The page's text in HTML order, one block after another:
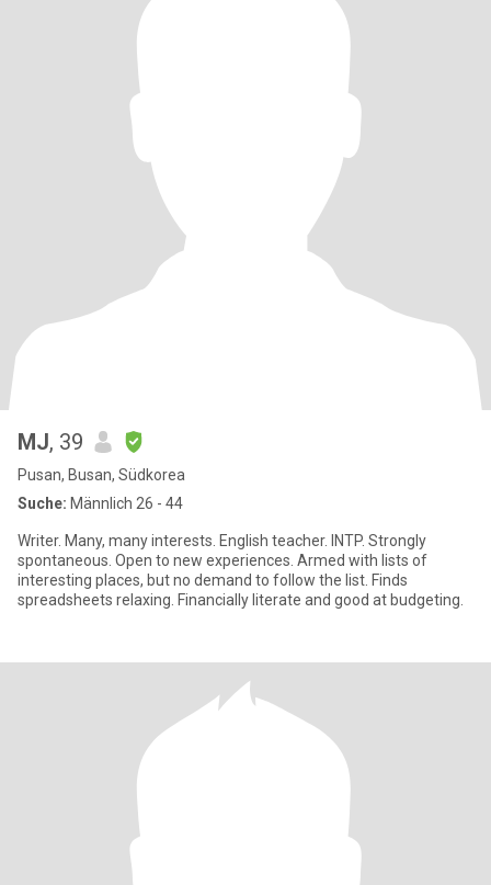
MJ, 39
Pusan, Busan, Südkorea
Suche: Männlich 26 - 44
Writer. Many, many interests. English teacher. INTP. Strongly
spontaneous. Open to new experiences. Armed with lists of
interesting places, but no demand to follow the list. Finds
spreadsheets relaxing. Financially literate and good at budgeting.